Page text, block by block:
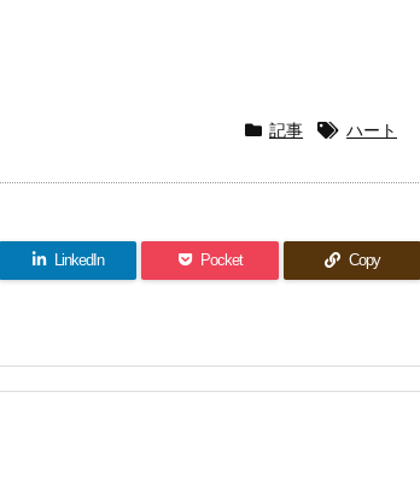
記事 ハート
LinkedIn Pocket Copy